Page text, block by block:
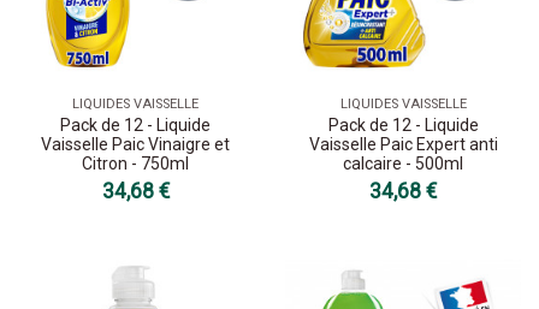
LIQUIDES VAISSELLE
Pack de 12 - Liquide
Vaisselle Paic Vinaigre et
Citron - 750ml
34,68 €
LIQUIDES VAISSELLE
Pack de 12 - Liquide
Vaisselle Paic Expert anti
calcaire - 500ml
34,68 €